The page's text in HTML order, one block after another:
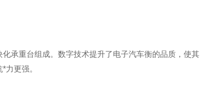
承重台组成。数字技术提升了电子汽车衡的品质，使其
力更强。